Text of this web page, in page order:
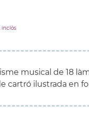
inclòs
musical de 18
cartró ilustrada en